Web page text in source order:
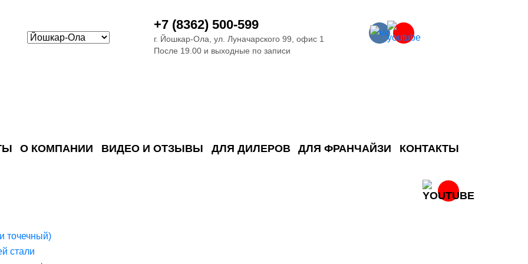
+7 (8362) 500-599
г. Йошкар-Ола, ул. Луначарского 99, офис 1
После 19.00 и выходные по записи
О КОМПАНИИ ВИДЕО И ОТЗЫВЫ ДЛЯ ДИЛЕРОВ ДЛЯ ФРАНЧАЙЗИ КОНТАКТЫ
точечный)
стали